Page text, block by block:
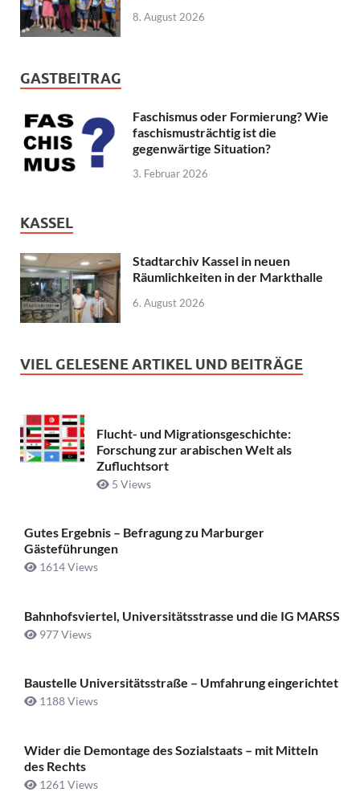
8. August 2026
GASTBEITRAG
Faschismus oder Formierung? Wie
faschismusträchtig ist die
gegenwärtige Situation?
3. Februar 2026
KASSEL
Stadtarchiv Kassel in neuen
Räumlichkeiten in der Markthalle
6. August 2026
VIEL GELESENE ARTIKEL UND BEITRÄGE
Flucht- und Migrationsgeschichte:
Forschung zur arabischen Welt als
Zufluchtsort
5 Views
Gutes Ergebnis – Befragung zu Marburger
Gästeführungen
1614 Views
Bahnhofsviertel, Universitätsstrasse und die IG MARSS
977 Views
Baustelle Universitätsstraße ­– Umfahrung eingerichtet
1188 Views
Wider die Demontage des Sozialstaats – mit Mitteln
des Rechts
1261 Views